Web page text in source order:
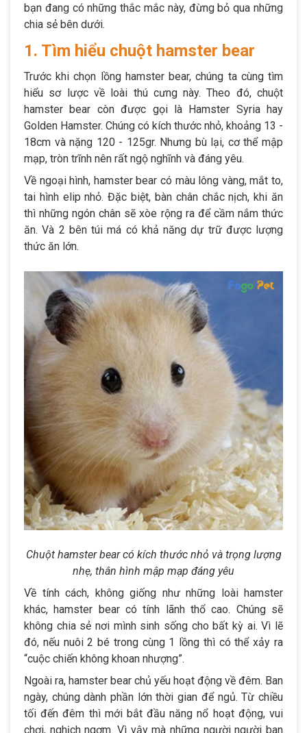
bạn đang có những thắc mắc này, đừng bỏ qua những
chia sẻ bên dưới.
1. Tìm hiểu chuột hamster bear
Trước khi chọn lồng hamster bear, chúng ta cùng tìm
hiểu sơ lược về loài thú cưng này. Theo đó, chuột
hamster bear còn được gọi là Hamster Syria hay
Golden Hamster. Chúng có kích thước nhỏ, khoảng 13 -
18cm và nặng 120 - 125gr. Nhưng bù lại, cơ thể mập
mạp, tròn trĩnh nên rất ngộ nghĩnh và đáng yêu.
Về ngoại hình, hamster bear có màu lông vàng, mắt to,
tai hình elip nhỏ. Đặc biệt, bàn chân chắc nịch, khi ăn
thì những ngón chân sẽ xòe rộng ra để cầm nắm thức
ăn. Và 2 bên túi má có khả năng dự trữ được lượng
thức ăn lớn.
Chuột hamster bear có kích thước nhỏ và trọng lượng
nhẹ, thân hình mập mạp đáng yêu
Về tính cách, không giống như những loài hamster
khác, hamster bear có tính lãnh thổ cao. Chúng sẽ
không chia sẻ nơi mình sinh sống cho bất kỳ ai. Vì lẽ
đó, nếu nuôi 2 bé trong cùng 1 lồng thì có thể xảy ra
“cuộc chiến không khoan nhượng”.
Ngoài ra, hamster bear chủ yếu hoạt động về đêm. Ban
ngày, chúng dành phần lớn thời gian để ngủ. Từ chiều
tối đến đêm thì mới bắt đầu năng nổ hoạt động, vui
chơi, nghịch ngợm. Vì vậy mà những người người ban